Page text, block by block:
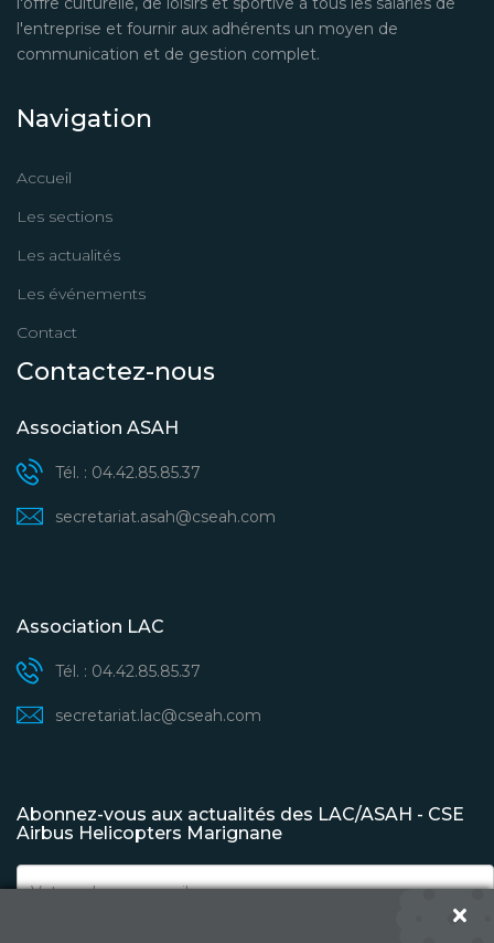
l'entreprise et fournir aux adhérents un moyen de
communication et de gestion complet.
Navigation
Accueil
Les sections
Les actualités
Les événements
Contact
Contactez-nous
Association ASAH
Tél. : 04.42.85.85.37
secretariat.asah@cseah.com
Association LAC
Tél. : 04.42.85.85.37
secretariat.lac@cseah.com
Abonnez-vous aux actualités des LAC/ASAH - CSE
Airbus Helicopters Marignane